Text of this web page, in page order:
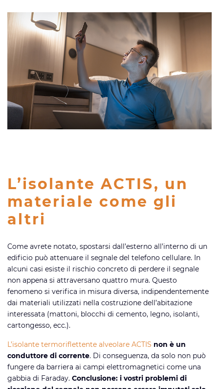
L’isolante ACTIS, un
materiale come gli
altri
Come avrete notato, spostarsi dall’esterno all’interno di un
edificio può attenuare il segnale del telefono cellulare. In
alcuni casi esiste il rischio concreto di perdere il segnale
non appena si attraversano quattro mura. Questo
fenomeno si verifica in misura diversa, indipendentemente
dai materiali utilizzati nella costruzione dell’abitazione
interessata (mattoni, blocchi di cemento, legno, isolanti,
cartongesso, ecc.).
L’isolante termoriflettente alveolare ACTIS non è un
conduttore di corrente. Di conseguenza, da solo non può
fungere da barriera ai campi elettromagnetici come una
gabbia di Faraday. Conclusione: i vostri problemi di